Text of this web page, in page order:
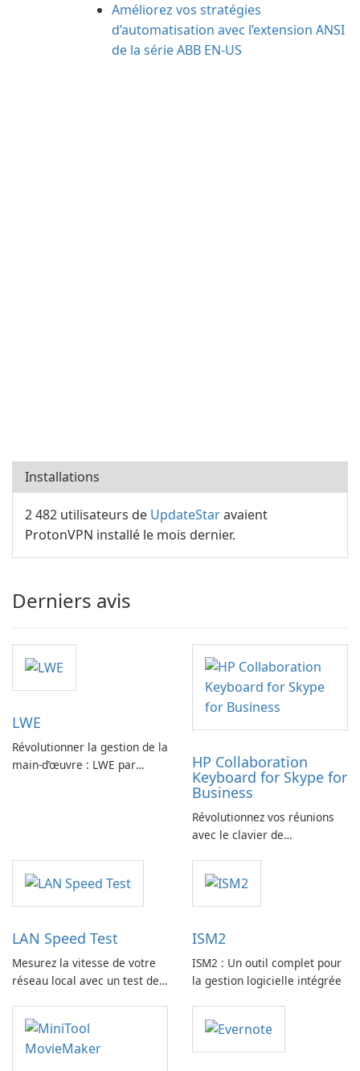
Améliorez vos stratégies
d’automatisation avec l’extension ANSI
de la série ABB EN-US
Installations
2 482 utilisateurs de UpdateStaravaient
ProtonVPN installé le mois dernier.
Derniers avis
LWE
Révolutionner la gestion de la
main-d’œuvre : LWE par
HP Collaboration
Keyboard for Skype for
Business
Révolutionnez vos réunions
avec le clavier de
LAN Speed Test
Mesurez la vitesse de votre
réseau local avec un test de
ISM2
ISM2 : Un outil complet pour
la gestion logicielle intégrée